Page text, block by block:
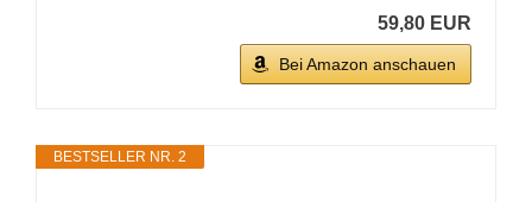
59,80 EUR
Bei Amazon anschauen
BESTSELLER NR. 2